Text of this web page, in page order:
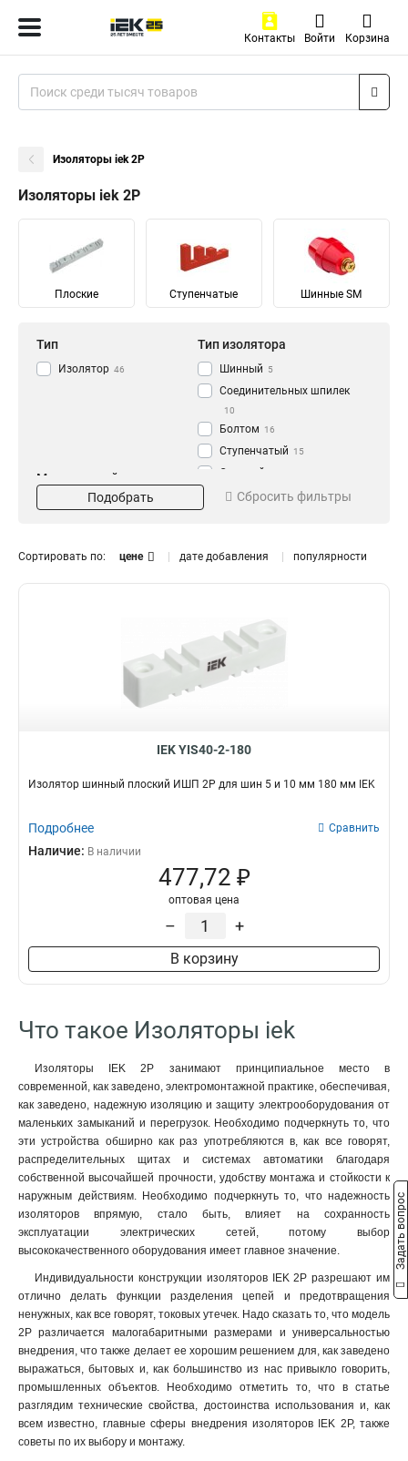
Контакты Войти Корзина
Изоляторы iek 2P
Изоляторы iek 2P
Плоские Ступенчатые Шинные SM
Тип
Изолятор 46
Тип изолятора
Шинный 5
Соединительных шпилек
10
Болтом 16
Ступенчатый 15
Силовой
Метрический размер
М8 19
20
60 1
50
40
30 1
303 1
Подобрать Сбросить фильтры
Сортировать по: цене дате добавления популярности
IEK YIS40-2-180
Изолятор шинный плоский ИШП 2P для шин 5 и 10 мм 180 мм IEK
Подробнее Сравнить
Наличие: В наличии
477,72 ₽
оптовая цена
– +
В корзину
Что такое Изоляторы iek
Изоляторы IEK 2P занимают принципиальное место в
современной, как заведено, электромонтажной практике, обеспечивая,
как заведено, надежную изоляцию и защиту электрооборудования от
маленьких замыканий и перегрузок. Необходимо подчеркнуть то, что
эти устройства обширно как раз употребляются в, как все говорят,
распределительных щитах и системах автоматики благодаря
собственной высочайшей прочности, удобству монтажа и стойкости к
наружным действиям. Необходимо подчеркнуть то, что надежность
изоляторов впрямую, стало быть, влияет на сохранность
эксплуатации электрических сетей, потому выбор
высококачественного оборудования имеет главное значение.
Индивидуальности конструкции изоляторов IEK 2P разрешают им
отлично делать функции разделения цепей и предотвращения
ненужных, как все говорят, токовых утечек. Надо сказать то, что модель
2P различается малогабаритными размерами и универсальностью
внедрения, что также делает ее хорошим решением для, как заведено
выражаться, бытовых и, как большинство из нас привыкло говорить,
промышленных объектов. Необходимо отметить то, что в статье
разглядим технические свойства, достоинства использования и, как
всем известно, главные сферы внедрения изоляторов IEK 2P, также
советы по их выбору и монтажу.
Задать вопрос